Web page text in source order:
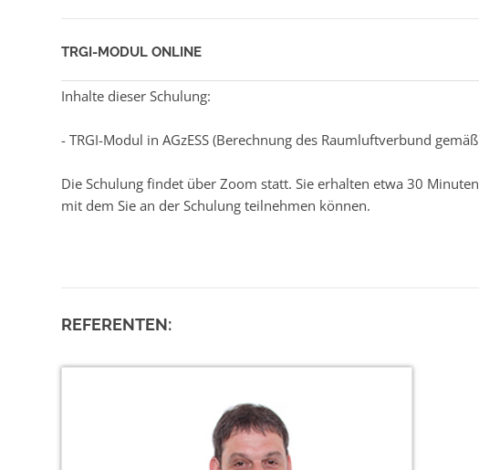
TRGI-MODUL ONLINE
Inhalte dieser Schulung:
- TRGI-Modul in AGzESS (Berechnung des Raumluftverbund
Die Schulung findet über Zoom statt. Sie erhalten etwa 30
mit dem Sie an der Schulung teilnehmen können.
REFERENTEN: